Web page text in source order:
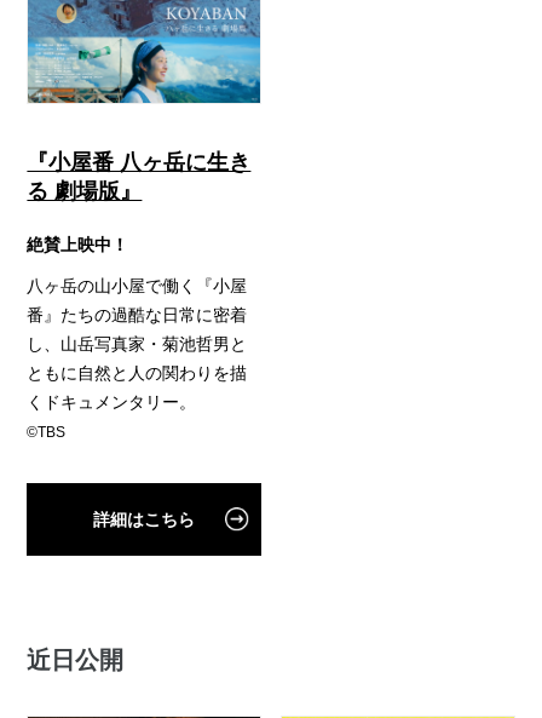
『小屋番 八ヶ岳に生き
る 劇場版』
絶賛上映中！
八ヶ岳の山小屋で働く『小屋
番』たちの過酷な日常に密着
し、山岳写真家・菊池哲男と
ともに自然と人の関わりを描
くドキュメンタリー。
©TBS
詳細はこちら
近日公開